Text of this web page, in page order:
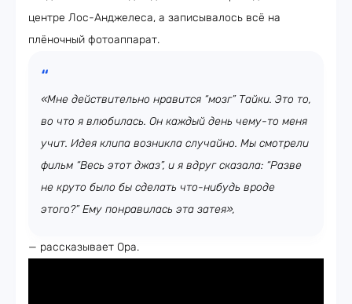
центре Лос-Анджелеса, а записывалось всё на
плёночный фотоаппарат.
«Мне действительно нравится “мозг” Тайки. Это то,
во что я влюбилась. Он каждый день чему-то меня
учит. Идея клипа возникла случайно. Мы смотрели
фильм “Весь этот джаз”, и я вдруг сказала: “Разве
не круто было бы сделать что-нибудь вроде
этого?” Ему понравилась эта затея»,
— рассказывает Ора.